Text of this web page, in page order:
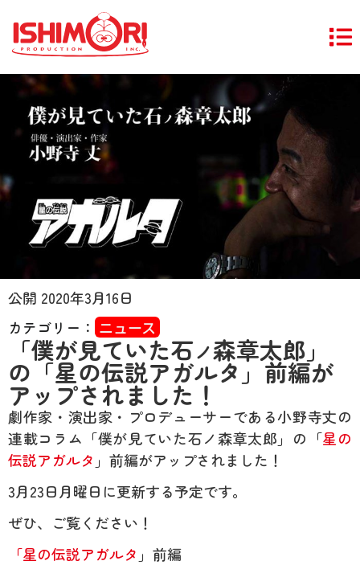
公開 2020年3月16日
カテゴリー： ニュース
「僕が見ていた石ノ森章太郎」
の「星の伝説アガルタ」前編が
アップされました！
劇作家・演出家・プロデューサーである小野寺丈の
連載コラム「僕が見ていた石ノ森章太郎」の「星の
伝説アガルタ 」前編がアップされました！
3月23日月曜日に更新する予定です。
ぜひ、ご覧ください！
「星の伝説アガルタ 」前編